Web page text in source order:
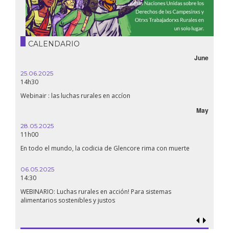
CALENDARIO
October
16.10.2024
18h30
Líbano, el derecho a la salud en tiempos de guerra
September
24.09.2024
19:00
Conferencia La Confederación de Estados del Sahel: ¿un
18.09.2024
Soberanía alimentaria en Palestina: ¿qué perspectivas hay frente